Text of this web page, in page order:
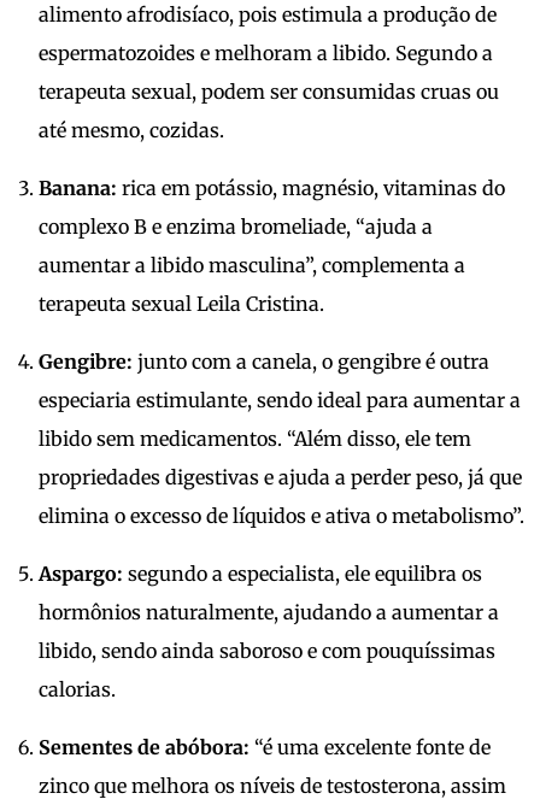
alimento afrodisíaco, pois estimula a produção de
espermatozoides e melhoram a libido. Segundo a
terapeuta sexual, podem ser consumidas cruas ou
até mesmo, cozidas.
Banana: rica em potássio, magnésio, vitaminas do
complexo B e enzima bromeliade, “ajuda a
aumentar a libido masculina”, complementa a
terapeuta sexual Leila Cristina.
Gengibre: junto com a canela, o gengibre é outra
especiaria estimulante, sendo ideal para aumentar a
libido sem medicamentos. “Além disso, ele tem
propriedades digestivas e ajuda a perder peso, já que
elimina o excesso de líquidos e ativa o metabolismo”.
Aspargo: segundo a especialista, ele equilibra os
hormônios naturalmente, ajudando a aumentar a
libido, sendo ainda saboroso e com pouquíssimas
calorias.
Sementes de abóbora: “é uma excelente fonte de
zinco que melhora os níveis de testosterona, assim